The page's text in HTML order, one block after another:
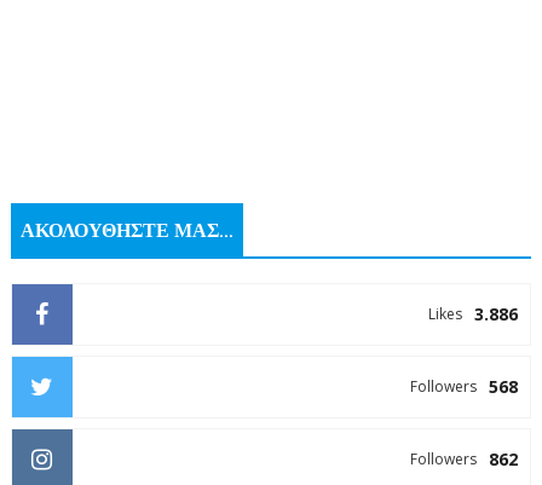
ΑΚΟΛΟΥΘΗΣΤΕ ΜΑΣ...
3.886
Likes
568
Followers
862
Followers